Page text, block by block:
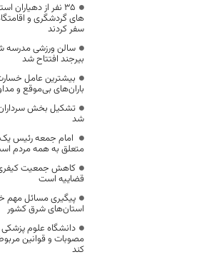
۳۵ نفر از
های گردشگری و
سفر کردند
سالن ورزشی مدرسه
بیرجند افتتاح شد
بیشترین عامل
باران‌های بی‌موقع و
تشکیل بخش سرداران
شد
امام جمعه رئیس
متعلق به همه مردم
کاهش جمعیت
قضاییه است
پیگیری مسائل مهم
استان‌های شرق کشور
دانشگاه علوم
مصوبات و قوانین
کند